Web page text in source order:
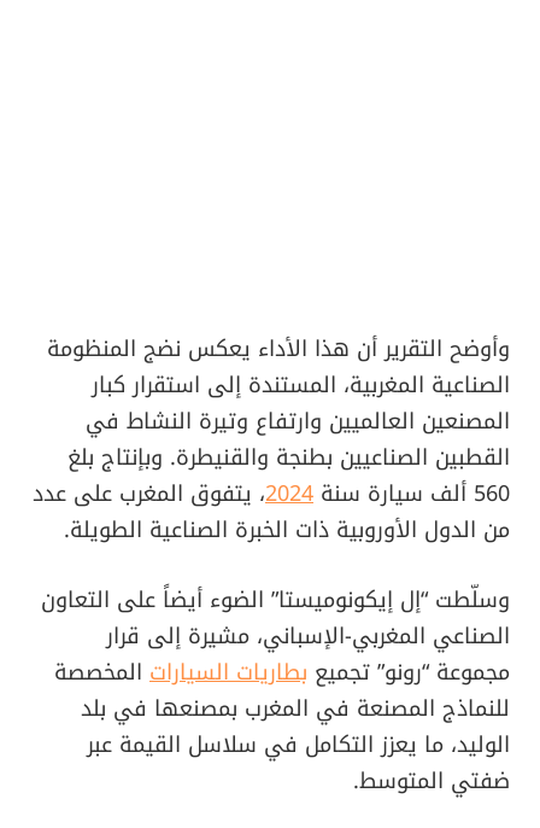
وأوضح التقرير أن هذا الأداء يعكس نضج المنظومة
الصناعية المغربية، المستندة إلى استقرار كبار
المصنعين العالميين وارتفاع وتيرة النشاط في
القطبين الصناعيين بطنجة والقنيطرة. وبإنتاج بلغ
560 ألف سيارة سنة
2024، يتفوق المغرب على عدد
من الدول الأوروبية ذات الخبرة الصناعية الطويلة.
وسلّطت “إل إيكونوميستا” الضوء أيضاً على التعاون
الصناعي المغربي-الإسباني، مشيرة إلى قرار
مجموعة “رونو” تجميع بطاريات السيارات المخصصة
للنماذج المصنعة في المغرب بمصنعها في بلد
الوليد، ما يعزز التكامل في سلاسل القيمة عبر
ضفتي المتوسط.